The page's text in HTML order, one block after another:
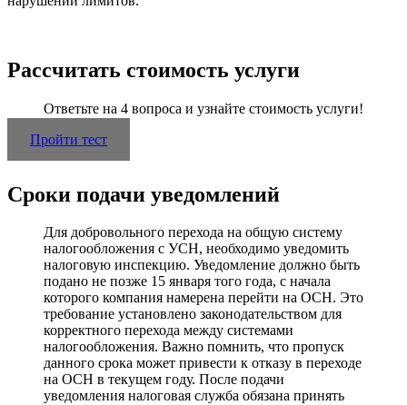
Рассчитать стоимость услуги
Ответьте на 4 вопроса и узнайте стоимость услуги!
Пройти тест
Сроки подачи уведомлений
Для добровольного перехода на общую систему
налогообложения с УСН, необходимо уведомить
налоговую инспекцию. Уведомление должно быть
подано не позже 15 января того года, с начала
которого компания намерена перейти на ОСН. Это
требование установлено законодательством для
корректного перехода между системами
налогообложения. Важно помнить, что пропуск
данного срока может привести к отказу в переходе
на ОСН в текущем году. После подачи
уведомления налоговая служба обязана принять